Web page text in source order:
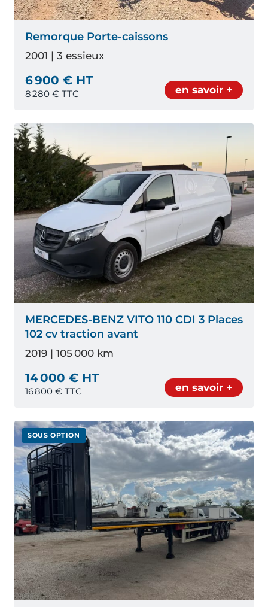
Remorque Porte-caissons
2001 | 3 essieux
6 900 € HT
8 280 € TTC en savoir +
MERCEDES-BENZ VITO 110 CDI 3 Places
102 cv traction avant
2019 | 105 000 km
14 000 € HT
16 800 € TTC en savoir +
SOUS OPTION